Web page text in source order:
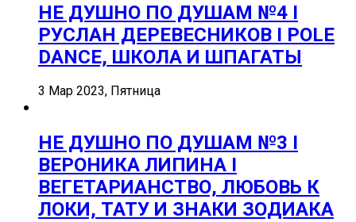
НЕ ДУШНО ПО ДУШАМ №4 I
РУСЛАН ДЕРЕВЕСНИКОВ I POLE
DANCE, ШКОЛА И ШПАГАТЫ
3 Мар 2023, Пятница
НЕ ДУШНО ПО ДУШАМ №3 I
ВЕРОНИКА ЛИПИНА I
ВЕГЕТАРИАНСТВО, ЛЮБОВЬ К
ЛОКИ, ТАТУ И ЗНАКИ ЗОДИАКА